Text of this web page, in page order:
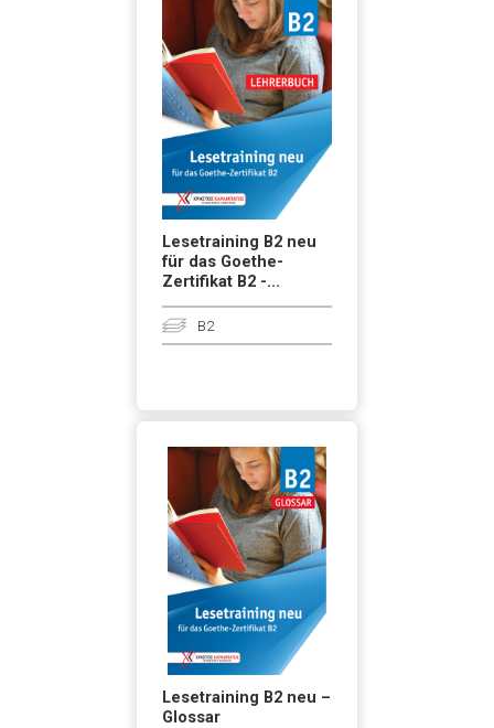
Lesetraining B2 neu
für das Goethe-
Zertifikat B2 -...
B2
Lesetraining B2 neu –
Glossar